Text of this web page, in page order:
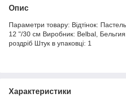
Опис
Параметри товару: Відтінок:
12 "/30 см Виробник: Belbal,
роздріб Штук в упаковці: 1
Характеристики